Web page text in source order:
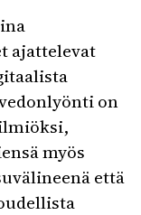
ajattelevat
on
myös
että